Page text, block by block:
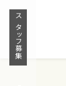
Skip
content
スタッフ募集